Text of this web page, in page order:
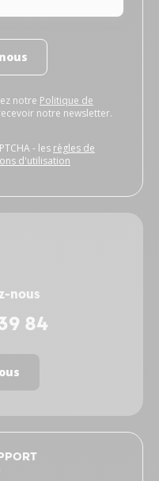
notre Politique de
notre newsletter.
- les règles de
d'utilisation
nous
84